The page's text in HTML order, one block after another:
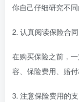
你自己仔细研究不
2. 认真阅读保险合同
在购买保险之前，
容、保险费用、赔
3. 注意保险费用的